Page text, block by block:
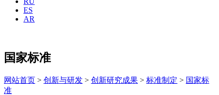
ES
AR
国家标准
网站首页 > 创新与研发 > 创新研究成果 > 标准制定 > 国家标
准